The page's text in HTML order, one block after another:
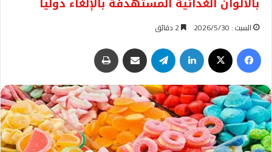
السبت : 2026/5/30
فيسبوك لينكدإن تيلقرام مشاركة عبر البريد